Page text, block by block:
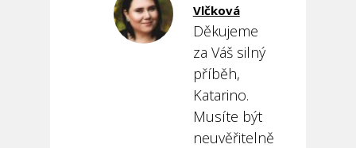
Vlčková
Děkujeme
za Váš silný
příběh,
Katarino.
Musíte být
neuvěřitelně